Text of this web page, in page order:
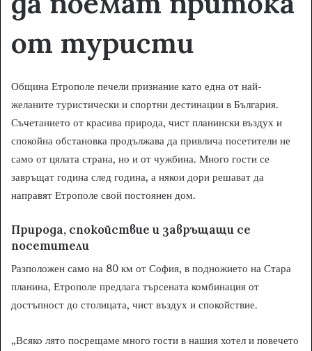
от туристи
Община Етрополе печели признание като една от най-
желаните туристически и спортни дестинации в България.
Съчетанието от красива природа, чист планински въздух и
спокойна обстановка продължава да привлича посетители не
само от цялата страна, но и от чужбина. Много гости се
завръщат година след година, а някои дори решават да
направят Етрополе свой постоянен дом.
Природа, спокойствие и завръщащи се
посетители
Разположен само на 80 км от София, в подножието на Стара
планина, Етрополе предлага търсената комбинация от
достъпност до столицата, чист въздух и спокойствие.
„Всяко лято посрещаме много гости в нашия хотел и повечето